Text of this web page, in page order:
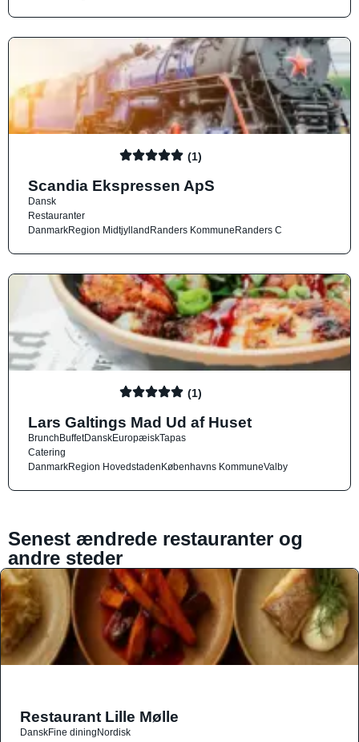
(1)
Scandia Ekspressen ApS
Dansk
Restauranter
DanmarkRegion MidtjyllandRanders KommuneRanders C
(1)
Lars Galtings Mad Ud af Huset
BrunchBuffetDanskEuropæiskTapas
Catering
DanmarkRegion HovedstadenKøbenhavns KommuneValby
Senest ændrede restauranter og
andre steder
Restaurant Lille Mølle
DanskFine diningNordisk